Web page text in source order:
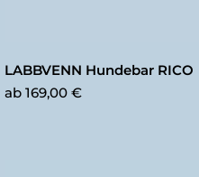
LABBVENN Hundebar RICO
ab 169,00 €